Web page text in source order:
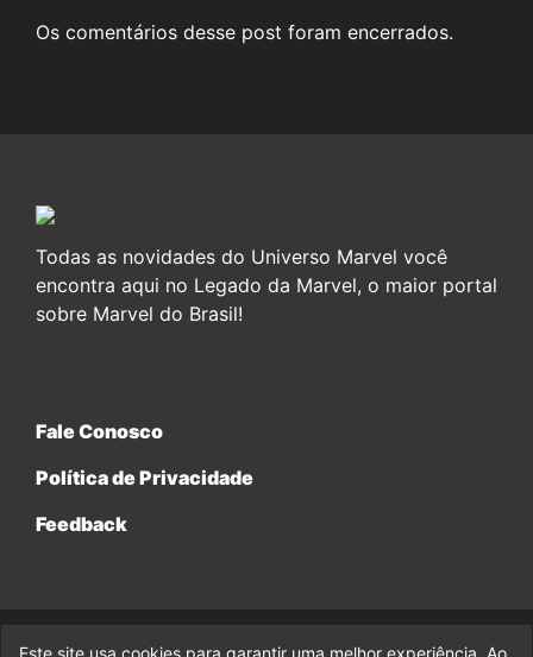
Os comentários desse post foram encerrados.
Todas as novidades do Universo Marvel você
encontra aqui no Legado da Marvel, o maior portal
sobre Marvel do Brasil!
Fale Conosco
Política de Privacidade
Feedback
Este site usa cookies para garantir uma melhor experiência. Ao